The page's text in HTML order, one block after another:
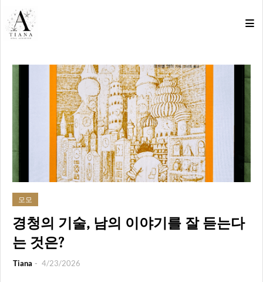
모모
경청의 기술, 남의 이야기를 잘 듣는다
는 것은?
Tiana 4/23/2026